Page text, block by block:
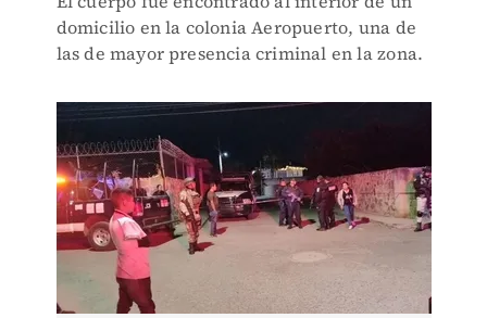
domicilio en la colonia Aeropuerto, una de
las de mayor presencia criminal en la zona.